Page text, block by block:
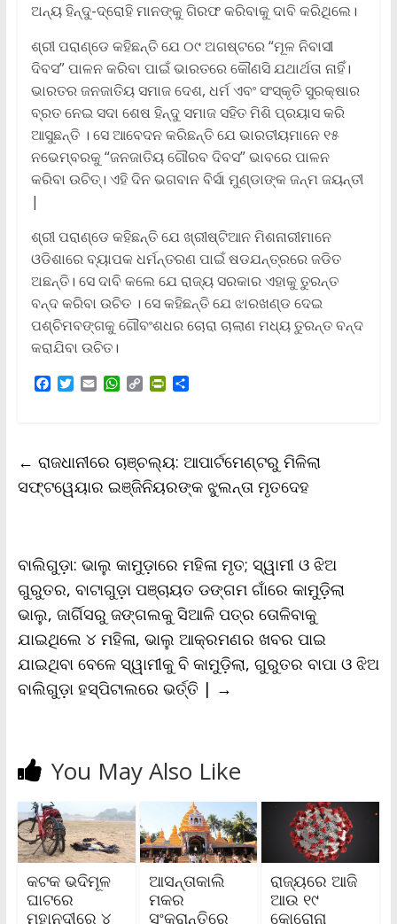
ଅନ୍ୟ ହିନ୍ଦୁ-ଦ୍ରୋହି ମାନଙ୍କୁ ଗିରଫ କରିବାକୁ ଦାବି କରିଥିଲେ।
ଶ୍ରୀ ପରାଣ୍ଡେ କହିଛନ୍ତି ଯେ ୦୯ ଅଗଷ୍ଟରେ “ମୂଳ ନିବାସୀ
ଦିବସ” ପାଳନ କରିବା ପାଇଁ ଭାରତରେ କୌଣସି ଯଥାର୍ଥତା ନାହିଁ।
ଭାରତର ଜନଜାତିୟ ସମାଜ ଦେଶ, ଧର୍ମ ଏବଂ ସଂସ୍କୃତି ସୁରକ୍ଷାର
ବ୍ରତ ନେଇ ସଦା ଶେଷ ହିନ୍ଦୁ ସମାଜ ସହିତ ମିଶି ପ୍ରୟାସ କରି
ଆସୁଛନ୍ତି । ସେ ଆବେଦନ କରିଛନ୍ତି ଯେ ଭାରତୀୟମାନେ ୧୫
ନଭେମ୍ବରକୁ “ଜନଜାତିୟ ଗୌରବ ଦିବସ” ଭାବରେ ପାଳନ
କରିବା ଉଚିତ୍। ଏହି ଦିନ ଭଗବାନ ବିର୍ସା ମୁଣ୍ଡାଙ୍କ ଜନ୍ମ ଜୟନ୍ତୀ
|
ଶ୍ରୀ ପରାଣ୍ଡେ କହିଛନ୍ତି ଯେ ଖ୍ରୀଷ୍ଟିଆନ ମିଶନାରୀମାନେ
ଓଡିଶାରେ ବ୍ୟାପକ ଧର୍ମନ୍ତରଣ ପାଇଁ ଷଡଯନ୍ତ୍ରରେ ଜଡିତ
ଅଛନ୍ତି। ସେ ଦାବି କଲେ ଯେ ରାଜ୍ୟ ସରକାର ଏହାକୁ ତୁରନ୍ତ
ବନ୍ଦ କରିବା ଉଚିତ । ସେ କହିଛନ୍ତି ଯେ ଝାରଖଣ୍ଡ ଦେଇ
ପଶ୍ଚିମବଙ୍ଗକୁ ଗୌବଂଶଧର ଚୋରା ଚାଲାଣ ମଧ୍ୟ ତୁରନ୍ତ ବନ୍ଦ
କରାଯିବା ଉଚିତ।
F
o
o
k
T
e
r
E
W
A
p
p
C
i
n
k
P
F
r
i
l
y
S
← ରାଜଧାନୀରେ ଚାଞ୍ଚଲ୍ୟ: ଆପାର୍ଟମେଣ୍ଟରୁ ମିଳିଲା
ସଫ୍ଟୱେୟାର ଇଞ୍ଜିନିୟରଙ୍କ ଝୁଲନ୍ତା ମୃତଦେହ
ବାଲିଗୁଡ଼ା: ଭାଲୁ କାମୁଡ଼ାରେ ମହିଳା ମୃତ; ସ୍ୱାମୀ ଓ ଝିଅ
ଗୁରୁତର, ବାଟାଗୁଡ଼ା ପଞ୍ଚାୟତ ଡଙ୍ଗମ ଗାଁରେ କାମୁଡ଼ିଲା
ଭାଲୁ, ଜାର୍ଗିସରୁ ଜଙ୍ଗଲକୁ ସିଆଳି ପତ୍ର ତୋଳିବାକୁ
ଯାଇଥିଲେ ୪ ମହିଳା, ଭାଲୁ ଆକ୍ରମଣର ଖବର ପାଇ
ଯାଇଥିବା ବେଳେ ସ୍ୱାମୀକୁ ବି କାମୁଡ଼ିଲା, ଗୁରୁତର ବାପା ଓ ଝିଅ
ବାଲିଗୁଡ଼ା ହସ୍ପିଟାଲରେ ଭର୍ତ୍ତି | →
You May Also Like
କଟକ ଭଦିମୂଳ
ଘାଟରେ
ମହାନଦୀରେ ୪
ଆସନ୍ତାକାଲି
ମକର
ସଂକ୍ରାନ୍ତିରେ
ରାଜ୍ୟରେ ଆଜି
ଆଉ ୧୯
କୋରୋନା